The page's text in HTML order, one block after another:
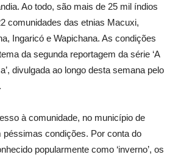
Ao todo, são mais de 25 mil índios
comunidades das etnias Macuxi,
Ingaricó e Wapichana. As condições
da segunda reportagem da série ‘A
divulgada ao longo desta semana pelo
à comunidade, no município de
péssimas condições. Por conta do
popularmente como ‘inverno’, os